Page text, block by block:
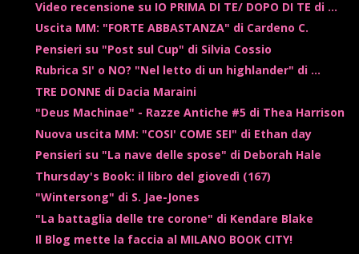
Video recensione su IO PRIMA DI TE/ DOPO DI TE di ...
Uscita MM: "FORTE ABBASTANZA" di Cardeno C.
Pensieri su "Post sul Cup" di Silvia Cossio
Rubrica SI' o NO? "Nel letto di un highlander" di ...
TRE DONNE di Dacia Maraini
"Deus Machinae" - Razze Antiche #5 di Thea Harrison
Nuova uscita MM: "COSI' COME SEI" di Ethan day
Pensieri su "La nave delle spose" di Deborah Hale
Thursday's Book: il libro del giovedì (167)
"Wintersong" di S. Jae-Jones
"La battaglia delle tre corone" di Kendare Blake
Il Blog mette la faccia al MILANO BOOK CITY!